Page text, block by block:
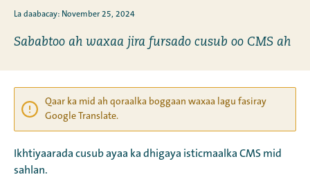
La daabacay: November 25, 2024
Sababtoo ah waxaa jira fursado cusub oo CMS ah
Qaar ka mid ah qoraalka boggaan waxaa lagu fasiray
Google Translate.
Ikhtiyaarada cusub ayaa ka dhigaya isticmaalka CMS mid
sahlan.